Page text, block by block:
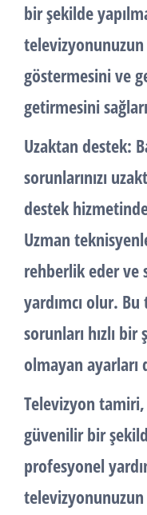
bir şekilde
göstermesini ve
getirmesini
Uzaktan destek:
sorunlarınızı
destek
Uzman
rehberlik eder ve
yardımcı olur.
sorunları hızlı
olmayan
Televizyon
güvenilir bir
profesyonel